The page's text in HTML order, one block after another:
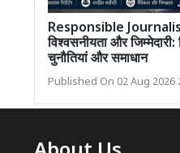
Responsible
विश्वसनीयता और
चुनौतियां और समाधान
Published On 02 Aug 2026